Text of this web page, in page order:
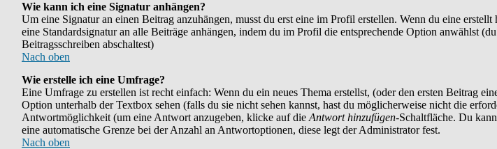
Wie kann ich eine Signatur anhängen?
Um eine Signatur an einen Beitrag anzuhängen, musst du erst eine im Profil erstellen. Wenn du eine erstellt
eine Standardsignatur an alle Beiträge anhängen, indem du im Profil die entsprechende Option anwählst
Beitragsschreiben abschaltest)
Nach oben
Wie erstelle ich eine Umfrage?
Eine Umfrage zu erstellen ist recht einfach: Wenn du ein neues Thema erstellst, (oder den ersten Beitrag
Option unterhalb der Textbox sehen (falls du sie nicht sehen kannst, hast du möglicherweise nicht die
Antwortmöglichkeit (um eine Antwort anzugeben, klicke auf die Antwort hinzufügen-Schaltfläche. Du
eine automatische Grenze bei der Anzahl an Antwortoptionen, diese legt der Administrator fest.
Nach oben